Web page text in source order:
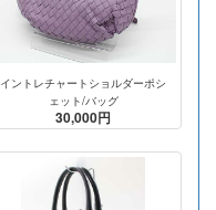
イントレチャートショルダーポシ
ェット/バッグ
30,000円